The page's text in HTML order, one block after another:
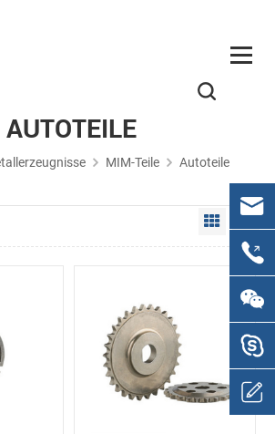
AUTOTEILE
MIM-Teile Autoteile